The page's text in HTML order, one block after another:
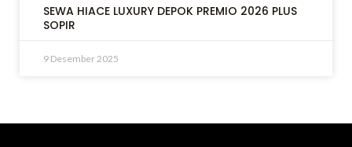
SEWA HIACE LUXURY DEPOK PREMIO 2026 PLUS
SOPIR
9 Desember 2025